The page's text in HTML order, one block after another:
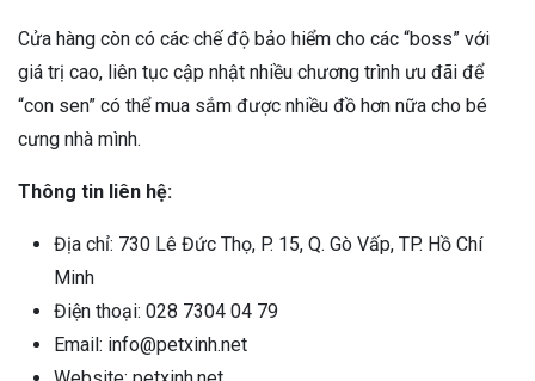
Cửa hàng còn có các chế độ bảo hiểm cho các “boss” với
giá trị cao, liên tục cập nhật nhiều chương trình ưu đãi để
“con sen” có thể mua sắm được nhiều đồ hơn nữa cho bé
cưng nhà mình.
Thông tin liên hệ:
Địa chỉ: 730 Lê Đức Thọ, P. 15, Q. Gò Vấp, TP. Hồ Chí
Minh
Điện thoại: 028 7304 04 79
Email: info@petxinh.net